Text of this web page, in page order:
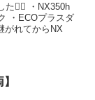
た🙇‍♂️ ・NX350h
・ECOプラスダ
がれてからNX